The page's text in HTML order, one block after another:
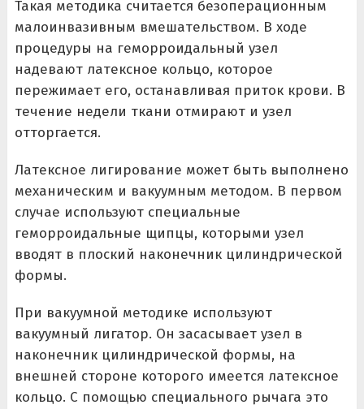
Такая методика считается безоперационным
малоинвазивным вмешательством. В ходе
процедуры на геморроидальный узел
надевают латексное кольцо, которое
пережимает его, останавливая приток крови. В
течение недели ткани отмирают и узел
отторгается.
Латексное лигирование может быть выполнено
механическим и вакуумным методом. В первом
случае используют специальные
геморроидальные щипцы, которыми узел
вводят в плоский наконечник цилиндрической
формы.
При вакуумной методике используют
вакуумный лигатор. Он засасывает узел в
наконечник цилиндрической формы, на
внешней стороне которого имеется латексное
кольцо. С помощью специального рычага это